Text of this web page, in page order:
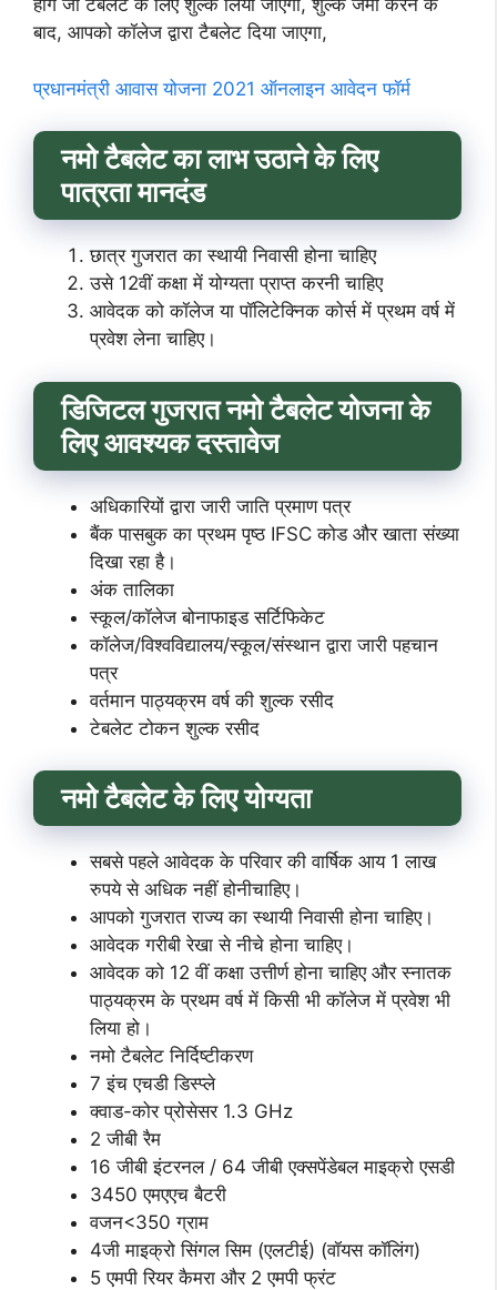
होंगे जो टैबलेट के लिए शुल्क लिया जाएगा, शुल्क जमा करने के
बाद, आपको कॉलेज द्वारा टैबलेट दिया जाएगा,
प्रधानमंत्री आवास योजना 2021 ऑनलाइन आवेदन फॉर्म
नमो टैबलेट का लाभ उठाने के लिए
पात्रता मानदंड
छात्र गुजरात का स्थायी निवासी होना चाहिए
उसे 12वीं कक्षा में योग्यता प्राप्त करनी चाहिए
आवेदक को कॉलेज या पॉलिटेक्निक कोर्स में प्रथम वर्ष में
प्रवेश लेना चाहिए।
डिजिटल गुजरातनमोटैबलेट योजना के
लिए आवश्यक दस्तावेज
अधिकारियों द्वारा जारी जाति प्रमाण पत्र
बैंक पासबुक का प्रथम पृष्ठ IFSC कोड और खाता संख्या
दिखा रहा है।
अंक तालिका
स्कूल/कॉलेज बोनाफाइड सर्टिफिकेट
कॉलेज/विश्वविद्यालय/स्कूल/संस्थान द्वारा जारी पहचान
पत्र
वर्तमान पाठ्यक्रम वर्ष की शुल्क रसीद
टेबलेट टोकन शुल्क रसीद
नमो टैबलेट के लिए योग्यता
सबसे पहले आवेदक के परिवार की वार्षिक आय 1 लाख
रुपये से अधिक नहीं होनीचाहिए।
आपको गुजरात राज्य का स्थायी निवासी होना चाहिए।
आवेदक गरीबी रेखा से नीचे होना चाहिए।
आवेदक को 12 वीं कक्षा उत्तीर्ण होना चाहिए और स्नातक
पाठ्यक्रम के प्रथम वर्ष में किसी भी कॉलेज में प्रवेश भी
लिया हो।
नमो टैबलेट निर्दिष्टीकरण
7 इंच एचडी डिस्प्ले
क्वाड-कोर प्रोसेसर 1.3 GHz
2 जीबी रैम
16 जीबी इंटरनल / 64 जीबी एक्सपेंडेबल माइक्रो एसडी
3450 एमएएच बैटरी
वजन<350 ग्राम
4जी माइक्रो सिंगल सिम (एलटीई) (वॉयस कॉलिंग)
5 एमपी रियर कैमरा और 2 एमपी फ्रंट